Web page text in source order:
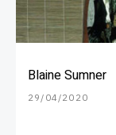
Blaine Sumner
29/04/2020